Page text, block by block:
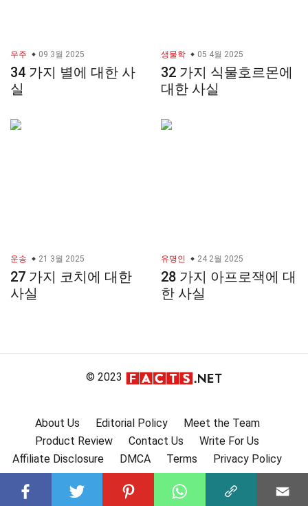
우주 09 3월 2025
34 가지 별에 대한 사
실
생물학 05 4월 2025
32 가지 식물호르몬에
대한 사실
운송 21 3월 2025
27 가지 코치에 대한
사실
유명인 24 2월 2025
28 가지 아프로잭에 대
한 사실
© 2023
About Us Editorial Policy
Meet the Team
Product Review
Contact Us
Write For Us
Affiliate Disclosure
DMCA Terms
Privacy Policy
Submit Facts
More Facts